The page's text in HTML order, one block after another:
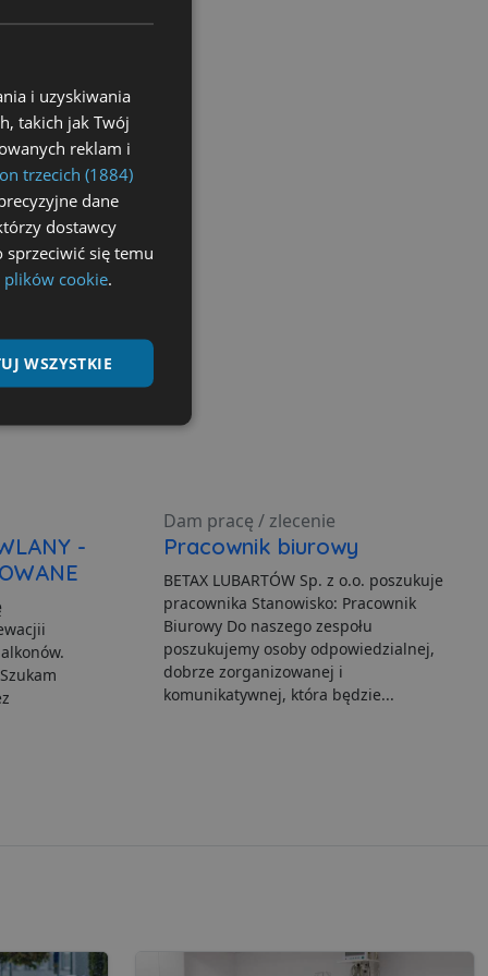
-
Dam pracę / zlecenie
Pracownik biurowy
BETAX LUBARTÓW Sp. z o.o. poszukuje
pracownika Stanowisko: Pracownik
Biurowy Do naszego zespołu
poszukujemy osoby odpowiedzialnej,
dobrze zorganizowanej i
komunikatywnej, która będzie...
i uzyskiwania
takich jak Twój
reklam i
trzecich (1884)
dane
dostawcy
sprzeciwić się temu
plików cookie.
WSZYSTKIE
użytkownika i
do obsługi
liczba generowana